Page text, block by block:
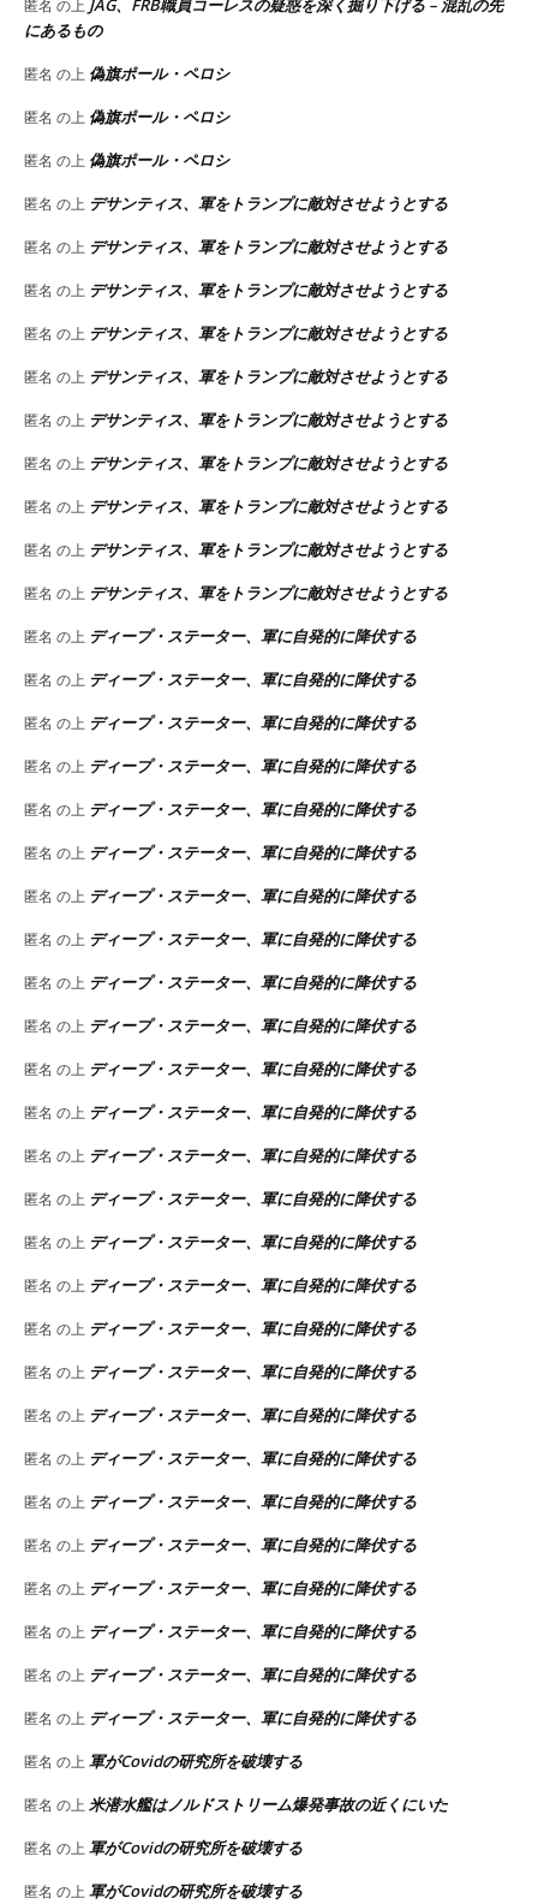
匿名 の上 JAG、FRB職員コーレスの疑惑を深く掘り下げる – 混乱の先
にあるもの
匿名 の上 偽旗ポール・ペロシ
匿名 の上 偽旗ポール・ペロシ
匿名 の上 偽旗ポール・ペロシ
匿名 の上 デサンティス、軍をトランプに敵対させようとする
匿名 の上 デサンティス、軍をトランプに敵対させようとする
匿名 の上 デサンティス、軍をトランプに敵対させようとする
匿名 の上 デサンティス、軍をトランプに敵対させようとする
匿名 の上 デサンティス、軍をトランプに敵対させようとする
匿名 の上 デサンティス、軍をトランプに敵対させようとする
匿名 の上 デサンティス、軍をトランプに敵対させようとする
匿名 の上 デサンティス、軍をトランプに敵対させようとする
匿名 の上 デサンティス、軍をトランプに敵対させようとする
匿名 の上 デサンティス、軍をトランプに敵対させようとする
匿名 の上 ディープ・ステーター、軍に自発的に降伏する
匿名 の上 ディープ・ステーター、軍に自発的に降伏する
匿名 の上 ディープ・ステーター、軍に自発的に降伏する
匿名 の上 ディープ・ステーター、軍に自発的に降伏する
匿名 の上 ディープ・ステーター、軍に自発的に降伏する
匿名 の上 ディープ・ステーター、軍に自発的に降伏する
匿名 の上 ディープ・ステーター、軍に自発的に降伏する
匿名 の上 ディープ・ステーター、軍に自発的に降伏する
匿名 の上 ディープ・ステーター、軍に自発的に降伏する
匿名 の上 ディープ・ステーター、軍に自発的に降伏する
匿名 の上 ディープ・ステーター、軍に自発的に降伏する
匿名 の上 ディープ・ステーター、軍に自発的に降伏する
匿名 の上 ディープ・ステーター、軍に自発的に降伏する
匿名 の上 ディープ・ステーター、軍に自発的に降伏する
匿名 の上 ディープ・ステーター、軍に自発的に降伏する
匿名 の上 ディープ・ステーター、軍に自発的に降伏する
匿名 の上 ディープ・ステーター、軍に自発的に降伏する
匿名 の上 ディープ・ステーター、軍に自発的に降伏する
匿名 の上 ディープ・ステーター、軍に自発的に降伏する
匿名 の上 ディープ・ステーター、軍に自発的に降伏する
匿名 の上 ディープ・ステーター、軍に自発的に降伏する
匿名 の上 ディープ・ステーター、軍に自発的に降伏する
匿名 の上 ディープ・ステーター、軍に自発的に降伏する
匿名 の上 ディープ・ステーター、軍に自発的に降伏する
匿名 の上 ディープ・ステーター、軍に自発的に降伏する
匿名 の上 ディープ・ステーター、軍に自発的に降伏する
匿名 の上軍がCovidの研究所を破壊する
匿名 の上米潜水艦はノルドストリーム爆発事故の近くにいた
匿名 の上軍がCovidの研究所を破壊する
匿名 の上軍がCovidの研究所を破壊する